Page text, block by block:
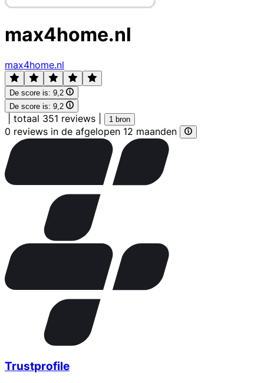
max4home.nl
max4home.nl
De score is: 9,2
De score is: 9,2
totaal 351 reviews 1 bron
0 reviews in de afgelopen 12 maanden
Trustprofile